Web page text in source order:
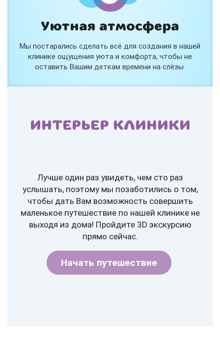
Уютная атмосфера
Мы постарались сделать всё для создания в нашей
клинике ощущения уюта и комфорта, чтобы не
оставить Вашим деткам времени на слёзы.
ИНТЕРЬЕР КЛИНИКИ
Лучше один раз увидеть, чем сто раз
услышать, поэтому мы позаботились о том,
чтобы дать Вам возможность совершить
маленькое путешествие по нашей клинике не
выходя из дома! Пройдите 3D экскурсию
прямо сейчас.
Начать путешествие